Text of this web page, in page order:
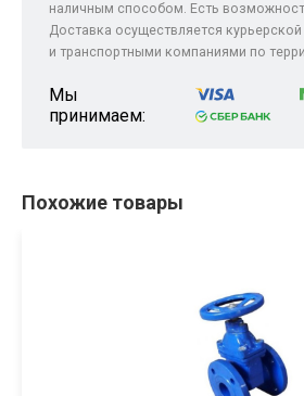
наличным способом. Есть
Доставка осуществляется
и транспортными компаниями по
Мы
принимаем:
Похожие товары